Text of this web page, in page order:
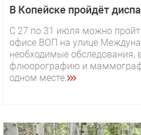
В Копейске пройдёт
С 27 по 31 июля можно
офисе ВОП на улице
необходимые обследования,
флюорографию и
одном месте.